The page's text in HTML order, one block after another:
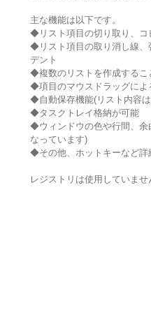
主な機能は以下です。
◆リスト項目の切り取り、コ
◆リスト項目の取り消し線、
デント
◆複数のリストを作成するこ
◆項目のマウスドラッグによ
◆自動保存機能(リスト内容
◆タスクトレイ格納が可能
◆ウィンドウの色や行間、余
なっています)
◆その他、ホットキーなど詳
レジストリは使用していませ